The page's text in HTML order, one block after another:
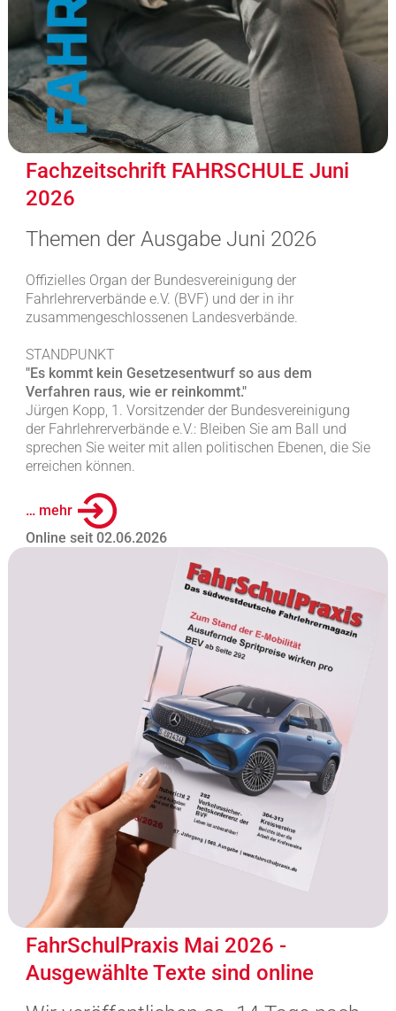
Fachzeitschrift FAHRSCHULE Juni
2026
Themen der Ausgabe Juni 2026
Offizielles Organ der Bundesvereinigung der
Fahrlehrerverbände e.V. (BVF) und der in ihr
zusammengeschlossenen Landesverbände.
STANDPUNKT
"Es kommt kein Gesetzesentwurf so aus dem
Verfahren raus, wie er reinkommt."
Jürgen Kopp, 1. Vorsitzender der Bundesvereinigung
der Fahrlehrerverbände e.V.: Bleiben Sie am Ball und
sprechen Sie weiter mit allen politischen Ebenen, die Sie
erreichen können.
… mehr
Online seit 02.06.2026
FahrSchulPraxis Mai 2026 -
Ausgewählte Texte sind online